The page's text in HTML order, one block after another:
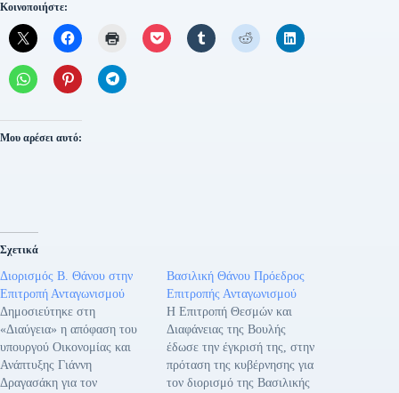
Κοινοποιήστε:
Μου αρέσει αυτό:
Σχετικά
Διορισμός Β. Θάνου στην
Επιτροπή Ανταγωνισμού
Δημοσιεύτηκε στη
«Διαύγεια» η απόφαση του
υπουργού Οικονομίας και
Ανάπτυξης Γιάννη
Δραγασάκη για τον
Βασιλική Θάνου Πρόεδρος
Επιτροπής Ανταγωνισμού
Η Επιτροπή Θεσμών και
Διαφάνειας της Βουλής
έδωσε την έγκρισή της, στην
πρόταση της κυβέρνησης για
τον διορισμό της Βασιλικής